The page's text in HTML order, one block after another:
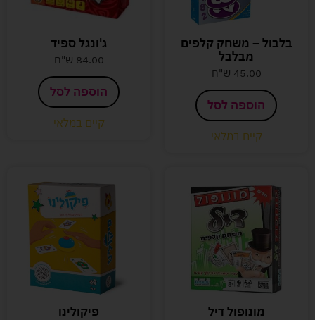
בלבול – משחק קלפים
מבלבל
45.00 ש"ח
הוספה לסל
קיים במלאי
ג'ונגל ספיד
84.00 ש"ח
הוספה לסל
קיים במלאי
מונופול דיל פיקולינו